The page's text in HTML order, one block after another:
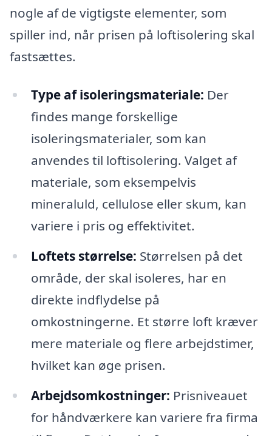
nogle af de vigtigste elementer, som
spiller ind, når prisen på loftisolering skal
fastsættes.
Type af isoleringsmateriale: Der
findes mange forskellige
isoleringsmaterialer, som kan
anvendes til loftisolering. Valget af
materiale, som eksempelvis
mineraluld, cellulose eller skum, kan
variere i pris og effektivitet.
Loftets størrelse: Størrelsen på det
område, der skal isoleres, har en
direkte indflydelse på
omkostningerne. Et større loft kræver
mere materiale og flere arbejdstimer,
hvilket kan øge prisen.
Arbejdsomkostninger: Prisniveauet
for håndværkere kan variere fra firma